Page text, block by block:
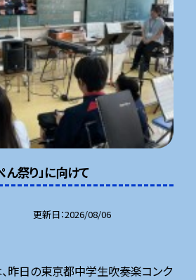
ん祭り」に向けて
更新日 2026/08/06
昨日の東京都中学生吹奏楽コンク